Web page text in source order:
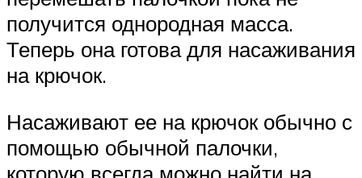
получится однородная масса.
Теперь она готова для насаживания
на крючок.
Насаживают ее на крючок обычно с
помощью обычной палочки,